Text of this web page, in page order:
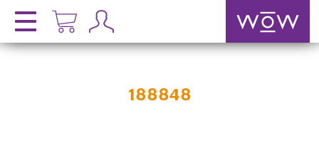
188848